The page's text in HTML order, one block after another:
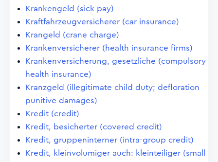
Krankengeld (sick pay)
Kraftfahrzeugversicherer (car insurance)
Krangeld (crane charge)
Krankenversicherer (health insurance firms)
Krankenversicherung, gesetzliche (compulsory
health insurance)
Kranzgeld (illegitimate child duty; defloration
punitive damages)
Kredit (credit)
Kredit, besicherter (covered credit)
Kredit, gruppeninterner (intra-group credit)
Kredit, kleinvolumiger auch: kleinteiliger (small-